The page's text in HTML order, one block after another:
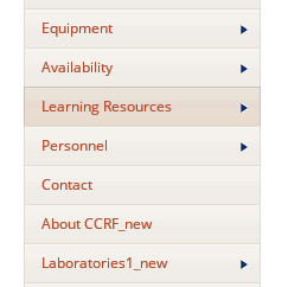
Equipment
Availability
Learning Resources
Personnel
Contact
About CCRF_new
Laboratories1_new